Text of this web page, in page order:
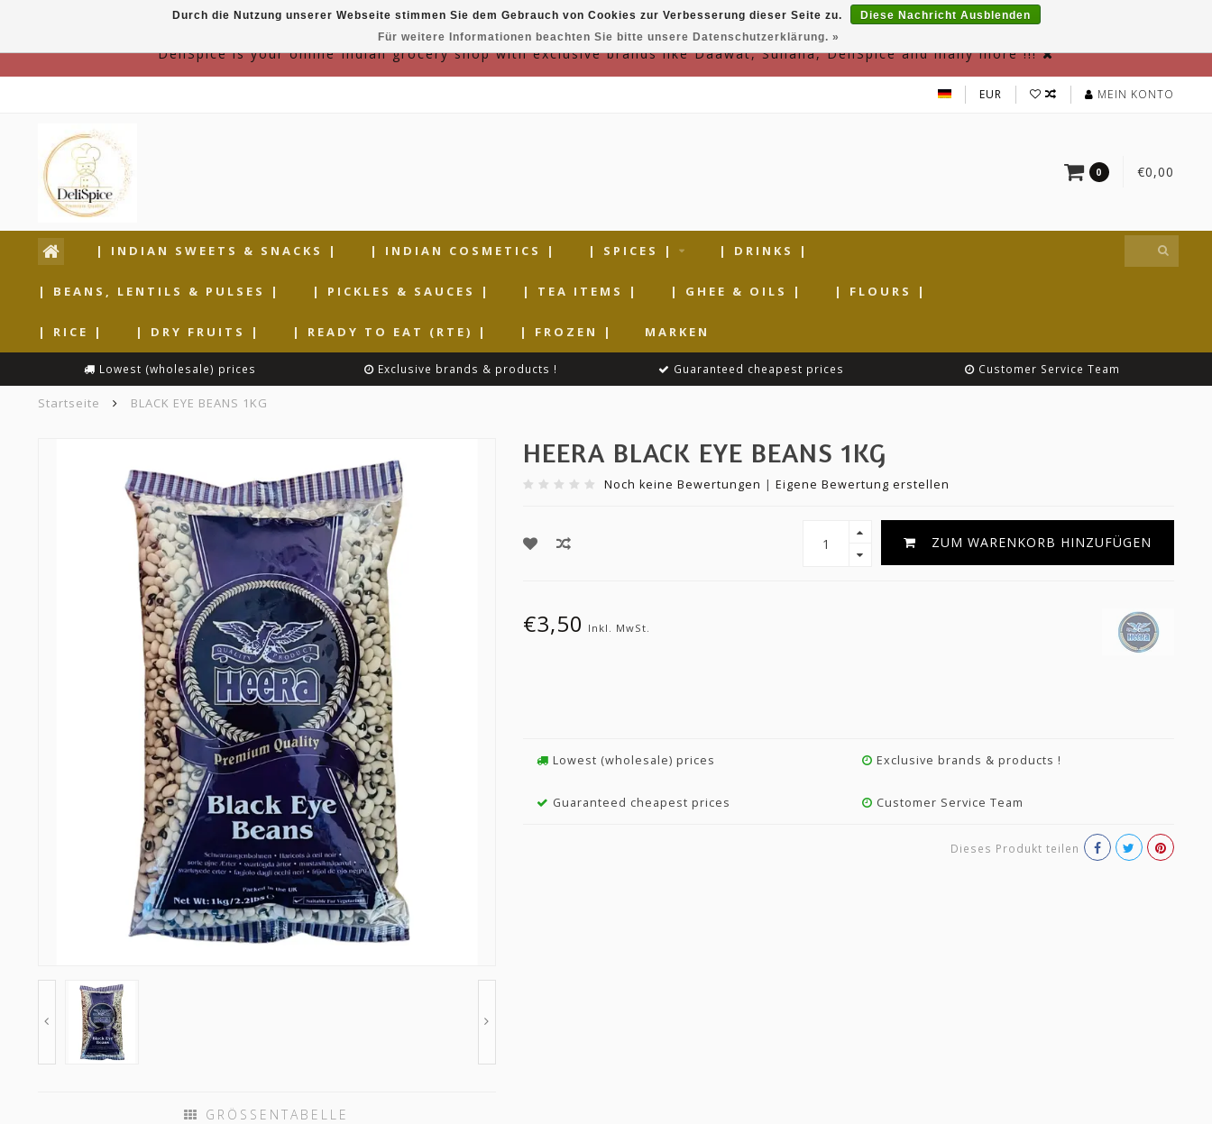
DeliSpice is your online Indian grocery shop with exclusive brands like Daawat, Suhana, DeliSpice and many more !!!
EUR MEIN KONTO
0 €0,00
| INDIAN SWEETS & SNACKS | | INDIAN COSMETICS | | SPICES | | DRINKS |
| BEANS, LENTILS & PULSES | | PICKLES & SAUCES | | TEA ITEMS | | GHEE & OILS | | FLOURS |
| RICE | | DRY FRUITS | | READY TO EAT (RTE) | | FROZEN | MARKEN
Lowest (wholesale) prices Exclusive brands & products ! Guaranteed cheapest prices Customer Service Team
Startseite BLACK EYE BEANS 1KG
GRÖSSENTABELLE
HEERA BLACK EYE BEANS 1KG
Noch keine Bewertungen | Eigene Bewertung erstellen
ZUM WARENKORB HINZUFÜGEN
€3,50 Inkl. MwSt.
Lowest (wholesale) prices Exclusive brands & products !
Guaranteed cheapest prices Customer Service Team
Dieses Produkt teilen
Durch die Nutzung unserer Webseite stimmen Sie dem Gebrauch von Cookies zur Verbesserung dieser Seite zu.
Diese Nachricht Ausblenden
Für weitere Informationen beachten Sie bitte unsere Datenschutzerklärung. »